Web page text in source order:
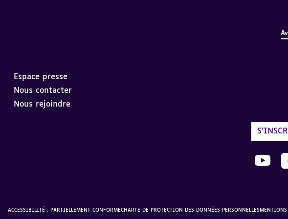
Espace presse
Nous contacter
Nous rejoindre
Nous
ACCESSIBILITÉ : PARTIELLEMENT CONFORMECHARTE DE PROTECTION DES DONNÉES PERSONNELLESMENTIONS